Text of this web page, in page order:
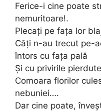
Ferice-i cine poate
nemuritoare!.
Plecați pe fața lor
Câți n-au trecut pe-
întors cu fața pală
Și cu privirile
Comoara florilor
nebuniei….
Dar cine poate,